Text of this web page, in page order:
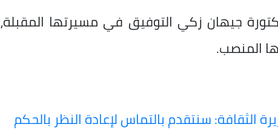
جيهان زكي التوفيق في مسيرتها المقبلة،
المنصب.
الثقافة: سنتقدم بالتماس لإعادة النظر بالحكم